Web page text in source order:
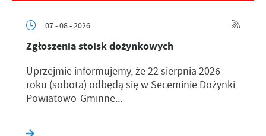
07 - 08 - 2026
Zgłoszenia stoisk dożynkowych
Uprzejmie informujemy, że 22 sierpnia 2026
roku (sobota) odbędą się w Seceminie Dożynki
Powiatowo-Gminne...